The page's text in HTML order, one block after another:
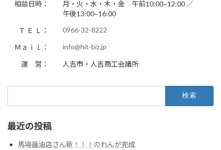
相談日時：
月・火・水・木・金 午前10:00~12:00 ／
午後13:00~16:00
Ｔ Ｅ Ｌ：
0966-32-8222
Ｍａｉｌ： info@hit-biz.jp
運 営： 人吉市・人吉商工会議所
最近の投稿
馬場醤油店さん新！！！のれんが完成